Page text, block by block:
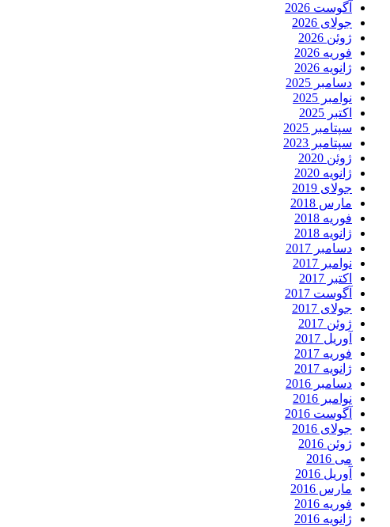
آگوست 2026
جولای 2026
ژوئن 2026
فوریه 2026
ژانویه 2026
دسامبر 2025
نوامبر 2025
اکتبر 2025
سپتامبر 2025
سپتامبر 2023
ژوئن 2020
ژانویه 2020
جولای 2019
مارس 2018
فوریه 2018
ژانویه 2018
دسامبر 2017
نوامبر 2017
اکتبر 2017
آگوست 2017
جولای 2017
ژوئن 2017
آوریل 2017
فوریه 2017
ژانویه 2017
دسامبر 2016
نوامبر 2016
آگوست 2016
جولای 2016
ژوئن 2016
می 2016
آوریل 2016
مارس 2016
فوریه 2016
ژانویه 2016